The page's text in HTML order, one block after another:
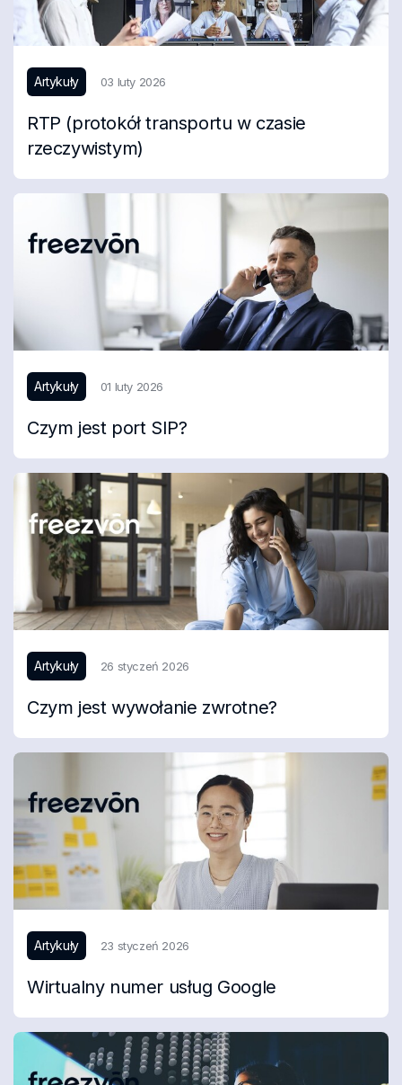
Artykuły 03 luty 2026
RTP (protokół transportu w czasie
rzeczywistym)
Artykuły 01 luty 2026
Czym jest port SIP?
Artykuły 26 styczeń 2026
Czym jest wywołanie zwrotne?
Artykuły 23 styczeń 2026
Wirtualny numer usług Google